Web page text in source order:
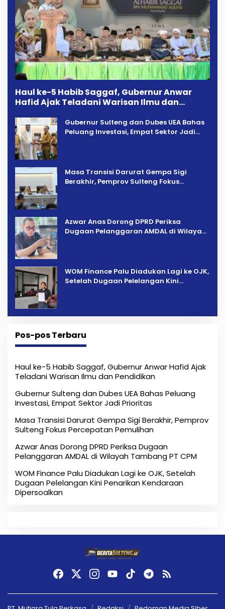
Haul ke-5 Habib Saggaf, Gubernur Anwar
Hafid Ajak Teladani Warisan Ilmu dan
Gubernur Sulteng dan Dubes UEA Bahas
Peluang Investasi, Empat Sektor Jadi
Masa Transisi Darurat Gempa Sigi
Berakhir, Pemprov Sulteng Fokus
Azwar Anas Dorong DPRD Periksa
Dugaan Pelanggaran AMDAL di Wilayah
‎WOM Finance Palu Diadukan Lagi ke OJK,
Setelah Dugaan Pelelangan Kini
Pos-pos Terbaru
Haul ke-5 Habib Saggaf, Gubernur Anwar Hafid Ajak
Teladani Warisan Ilmu dan Pendidikan
Gubernur Sulteng dan Dubes UEA Bahas Peluang
Investasi, Empat Sektor Jadi Prioritas
Masa Transisi Darurat Gempa Sigi Berakhir, Pemprov
Sulteng Fokus Percepatan Pemulihan
Azwar Anas Dorong DPRD Periksa Dugaan
Pelanggaran AMDAL di Wilayah Tambang PT CPM
‎WOM Finance Palu Diadukan Lagi ke OJK, Setelah
Dugaan Pelelangan Kini Penarikan Kendaraan
Dipersoalkan ‎